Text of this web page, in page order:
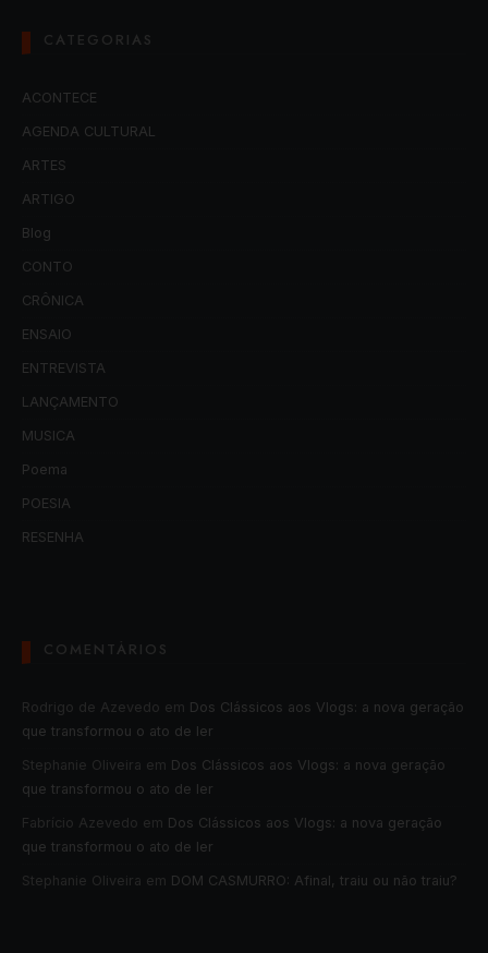
CATEGORIAS
ACONTECE
AGENDA CULTURAL
ARTES
ARTIGO
Blog
CONTO
CRÔNICA
ENSAIO
ENTREVISTA
LANÇAMENTO
MUSICA
Poema
POESIA
RESENHA
COMENTÁRIOS
Rodrigo de Azevedo em Dos Clássicos aos Vlogs: a nova geração
que transformou o ato de ler
Stephanie Oliveira em Dos Clássicos aos Vlogs: a nova geração
que transformou o ato de ler
Fabrício Azevedo em Dos Clássicos aos Vlogs: a nova geração
que transformou o ato de ler
Stephanie Oliveira em DOM CASMURRO: Afinal, traiu ou não traiu?